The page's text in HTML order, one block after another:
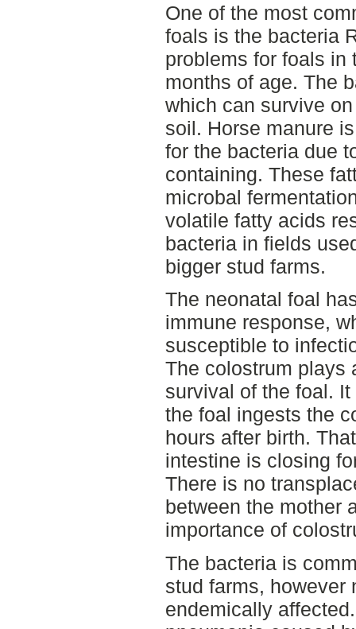
One of the most
foals is the bacteria
problems for foals in
months of age. The
which can survive
soil. Horse manure
for the bacteria due
containing. These
microbal
volatile fatty acids
bacteria in fields
bigger stud farms.
The neonatal foal
immune response,
susceptible to
The colostrum plays
survival of the foal.
the foal ingests the
hours after birth.
intestine is closing
There is no
between the mother
importance of
The bacteria is
stud farms, however
endemically